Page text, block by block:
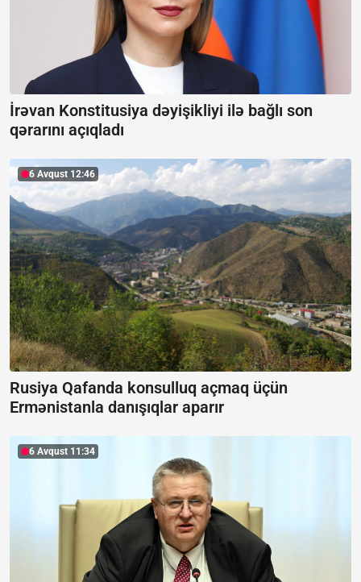
İrəvan Konstitusiya dəyişikliyi ilə bağlı son
qərarını açıqladı
6 Avqust 12:46
Rusiya Qafanda konsulluq açmaq üçün
Ermənistanla danışıqlar aparır
6 Avqust 11:34